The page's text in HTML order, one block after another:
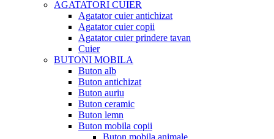
AGATATORI CUIER
Agatator cuier antichizat
Agatator cuier copii
Agatator cuier prindere tavan
Cuier
BUTONI MOBILA
Buton alb
Buton antichizat
Buton auriu
Buton ceramic
Buton lemn
Buton mobila copii
Buton mobila animale